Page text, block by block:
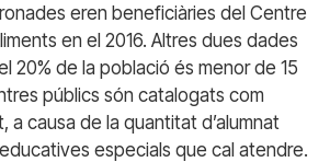
eren beneficiàries del Centre
en el 2016. Altres dues dades
20% de la població és menor de 15
públics són catalogats com
a causa de la quantitat d’alumnat
especials que cal atendre.